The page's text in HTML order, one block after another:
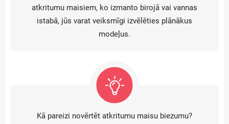
atkritumu maisiem, ko izmanto birojā vai vannas
istabā, jūs varat veiksmīgi izvēlēties plānākus
modeļus.
Kā pareizi novērtēt atkritumu maisu biezumu?